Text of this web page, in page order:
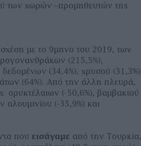
των χωρών –προμηθευτών της
με το 9μηνο του 2019, των
(215,5%),
(34,4%), χρυσού (31,3%),
(64%). Από την άλλη πλευρά,
ορυκτέλαιων (-50,6%), βαμβακιού
αλουμινίου (-35,9%) και
που εισάγαμε από την Τουρκία,